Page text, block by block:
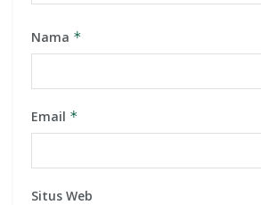
Nama *
Email *
Situs Web